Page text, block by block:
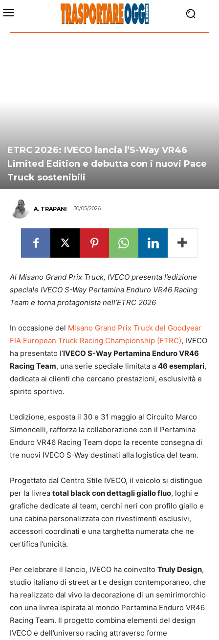
ETRC 2026: IVECO lancia l’S-Way VR46
Limited Edition e debutta con i nuovi Pace
Truck sostenibili
A. TRAPANI 30/05/2026
Al Misano Grand Prix Truck, IVECO presenta l’edizione
speciale IVECO S-Way Pertamina Enduro VR46 Racing
Team e torna protagonista nell’ETRC 2026
In occasione del Misano Grand Prix Truck del Goodyear
FIA European Truck Racing Championship (ETRC), IVECO
ha presentato l’IVECO S-Way Pertamina Enduro VR46
Racing Team, una serie speciale limitata a 46 esemplari,
dedicata ai clienti che cercano prestazioni, esclusività e
spirito sportivo.
L’edizione, esposta il 30 e 31 maggio al Circuito Marco
Simoncelli, rafforza la collaborazione con il Pertamina
Enduro VR46 Racing Team dopo la recente consegna di
tre nuovi IVECO S-Way destinati alla logistica del team.
Progettato dal Centro Stile IVECO, il veicolo si distingue
per la livrea total black con dettagli giallo fluo, loghi e
grafiche dedicate al team, cerchi neri con profilo giallo e
una cabina personalizzata con rivestimenti esclusivi,
accessori coordinati e una targhetta numerata che ne
certifica l’unicità.
Per celebrare il lancio, IVECO ha coinvolto Truly Design,
studio italiano di street art e design contemporaneo, che
ha realizzato dal vivo la decorazione di un semirimorchio
con una livrea ispirata al mondo Pertamina Enduro VR46
Racing Team. Il progetto combina elementi del design
IVECO e dell’universo racing attraverso forme